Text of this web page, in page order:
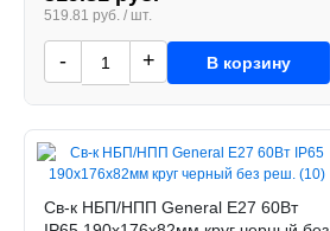
519.81 руб. / шт.
- + В корзину
Св-к НБП/НПП General E27 60Вт